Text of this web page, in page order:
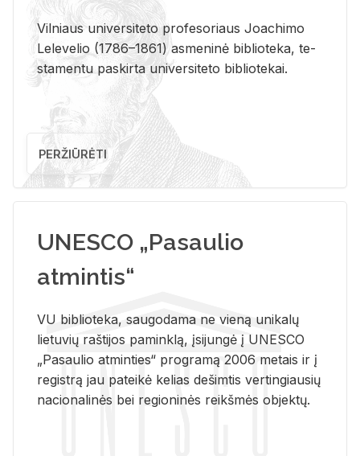
Vil­niaus uni­ver­si­te­to pro­fe­so­riaus Jo­a­chi­mo
Le­le­ve­lio (1786–1861) as­me­ni­nė bi­b­lio­te­ka, te­
sta­men­tu pa­skir­ta uni­ver­si­te­to bi­b­lio­te­kai.
PERŽIŪRĖTI
UNESCO „Pasaulio
atmintis“
VU biblioteka, saugodama ne vieną unikalų
lietuvių raštijos paminklą, įsijungė į UNESCO
„Pasaulio atminties“ programą 2006 metais ir į
registrą jau pateikė kelias dešimtis vertingiausių
nacionalinės bei regioninės reikšmės objektų.